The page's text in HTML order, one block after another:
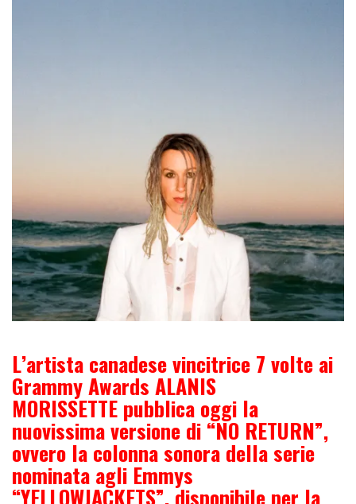
L’artista canadese vincitrice 7 volte ai
Grammy Awards ALANIS
MORISSETTE pubblica oggi la
nuovissima versione di “NO RETURN”,
ovvero la colonna sonora della serie
nominata agli Emmys
“YELLOWJACKETS”, disponibile per la